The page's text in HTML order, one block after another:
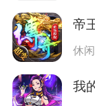
帝
休
我